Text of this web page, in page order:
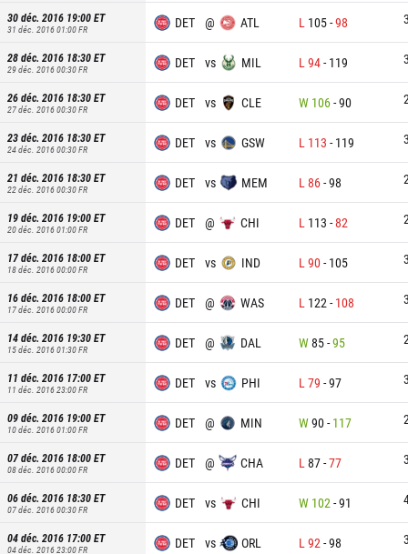
30 déc. 2016 19:00ET
31 déc. 2016 01:00FR DET @ ATL L 105-98
28 déc. 2016 18:30ET
29 déc. 2016 00:30FR DET vs MIL L 94- 119
26 déc. 2016 18:30ET
27 déc. 2016 00:30FR DET vs CLE W 106-90
23 déc. 2016 18:30ET
24 déc. 2016 00:30FR DET vs GSW L 113 - 119
21 déc. 2016 18:30ET
22 déc. 2016 00:30FR DET vs MEM L 86-98
19 déc. 2016 19:00ET
20 déc. 2016 01:00FR DET @ CHI L 113 -82
17 déc. 2016 18:00ET
18 déc. 2016 00:00FR DET vs IND L 90- 105
16 déc. 2016 18:00ET
17 déc. 2016 00:00FR DET @ WAS L 122 - 108
14 déc. 2016 19:30ET
15 déc. 2016 01:30FR DET @ DAL W85-95
11 déc. 2016 17:00ET
11 déc. 2016 23:00FR DET vs PHI L 79 -97
09 déc. 2016 19:00ET
10 déc. 2016 01:00FR DET @ MIN W90- 117
07 déc. 2016 18:00ET
08 déc. 2016 00:00FR DET @ CHA L 87-77
06 déc. 2016 18:30ET
07 déc. 2016 00:30FR DET vs CHI W 102 -91
04 déc. 2016 17:00ET
04 déc. 2016 23:00FR DET vs ORL L 92 -98